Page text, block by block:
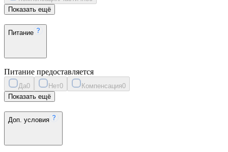
Показать ещё
Питание
Питание предоставляется
Да0 Нет0 Компенсация0
Показать ещё
Доп. условия